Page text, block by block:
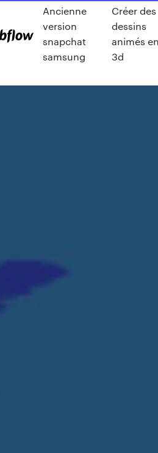
Ancienne
version
snapchat
samsung
Créer des
dessins
animés en
3d